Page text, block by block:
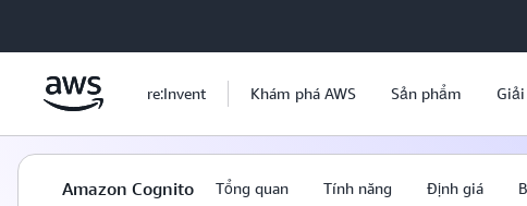
re:Invent Khám phá AWS Sản phẩm
Amazon Cognito Tổng quan Tính năng Định giá